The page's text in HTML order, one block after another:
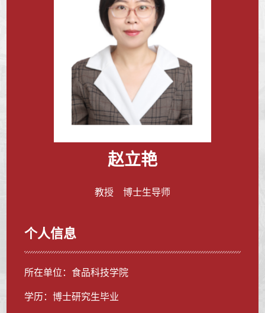
赵立艳
教授 博士生导师
个人信息
所在单位：食品科技学院
学历：博士研究生毕业